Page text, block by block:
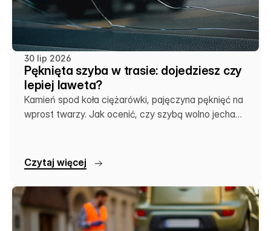
30 lip 2026
Pęknięta szyba w trasie: dojedziesz czy
lepiej laweta?
Kamień spod koła ciężarówki, pajęczyna pęknięć na
wprost twarzy. Jak ocenić, czy szybą wolno jechać
Czytaj więcej